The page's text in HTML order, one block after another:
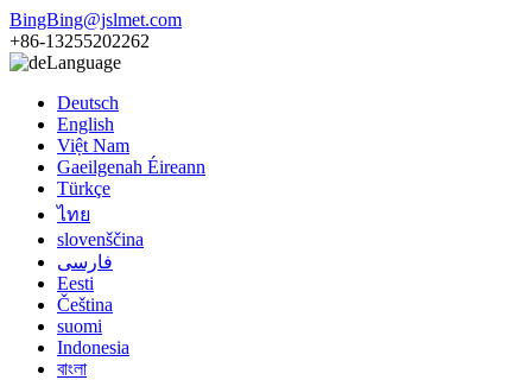
BingBing@jslmet.com
+86-13255202262
Language
Deutsch
English
Việt Nam
Gaeilgenah Éireann
Türkçe
ไทย
slovenščina
فارسی
Eesti
Čeština
suomi
Indonesia
বাংলা